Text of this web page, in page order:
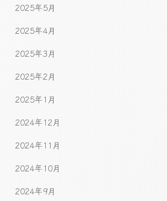
2025年5月
2025年4月
2025年3月
2025年2月
2025年1月
2024年12月
2024年11月
2024年10月
2024年9月